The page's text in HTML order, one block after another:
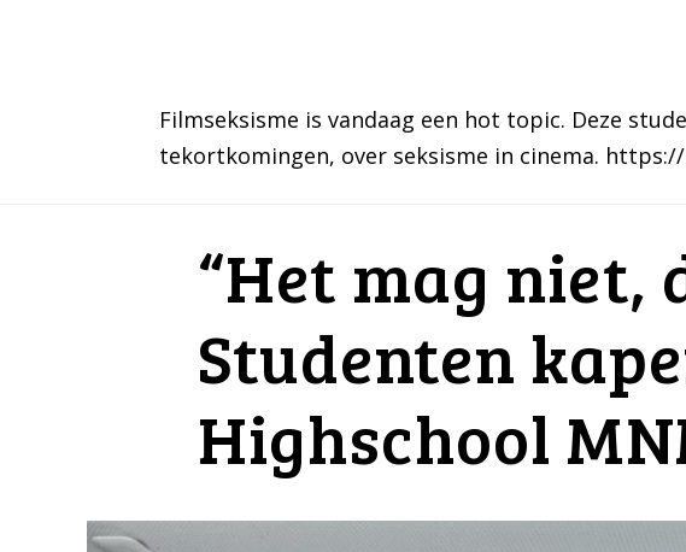
Filmseksisme is vandaag een hot topic. Deze
tekortkomingen, over seksisme in cinema.
“Het mag niet,
Studenten
Highschool